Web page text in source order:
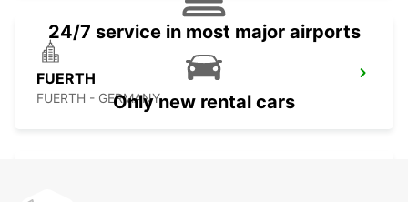
FUERTH
FUERTH - GERMANY
24/7 service in most major airports
Only new rental cars